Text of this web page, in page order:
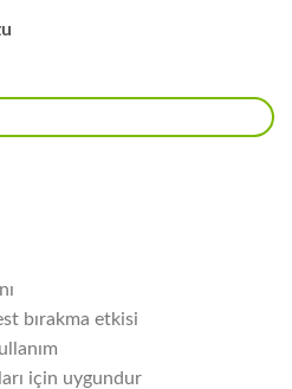
bırakma etkisi
için uygundur